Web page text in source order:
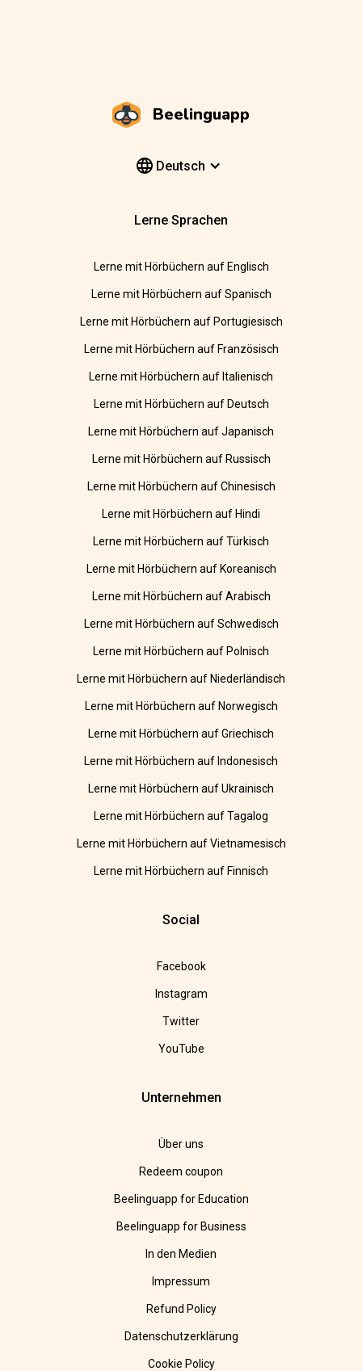
Beelinguapp
Deutsch
Lerne Sprachen
Lerne mit Hörbüchern auf Englisch
Lerne mit Hörbüchern auf Spanisch
Lerne mit Hörbüchern auf Portugiesisch
Lerne mit Hörbüchern auf Französisch
Lerne mit Hörbüchern auf Italienisch
Lerne mit Hörbüchern auf Deutsch
Lerne mit Hörbüchern auf Japanisch
Lerne mit Hörbüchern auf Russisch
Lerne mit Hörbüchern auf Chinesisch
Lerne mit Hörbüchern auf Hindi
Lerne mit Hörbüchern auf Türkisch
Lerne mit Hörbüchern auf Koreanisch
Lerne mit Hörbüchern auf Arabisch
Lerne mit Hörbüchern auf Schwedisch
Lerne mit Hörbüchern auf Polnisch
Lerne mit Hörbüchern auf Niederländisch
Lerne mit Hörbüchern auf Norwegisch
Lerne mit Hörbüchern auf Griechisch
Lerne mit Hörbüchern auf Indonesisch
Lerne mit Hörbüchern auf Ukrainisch
Lerne mit Hörbüchern auf Tagalog
Lerne mit Hörbüchern auf Vietnamesisch
Lerne mit Hörbüchern auf Finnisch
Social
Facebook
Instagram
Twitter
YouTube
Unternehmen
Über uns
Redeem coupon
Beelinguapp for Education
Beelinguapp for Business
In den Medien
Impressum
Refund Policy
Datenschutzerklärung
Cookie Policy